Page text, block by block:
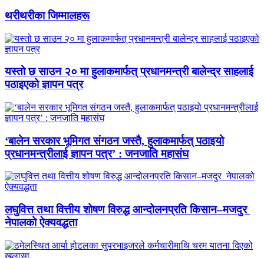
थरीथरीका जिम्मालहरू
यस्तो छ साउन २० मा हुलाकमार्फत् प्रधानमन्त्री बालेन्द्र साहलाई
पठाइएको ज्ञापन पत्र
‘बालेन सरकार भूमिगत संगठन जस्तै, हुलाकमार्फत् पठाइयो
प्रधानमन्त्रीलाई ज्ञापन पत्र’ : जनजाति महासंघ
लघुवित्त तथा वित्तीय शोषण विरुद्ध आन्दोलनप्रति किसान–मजदुर
नेपालको ऐक्यवद्धता